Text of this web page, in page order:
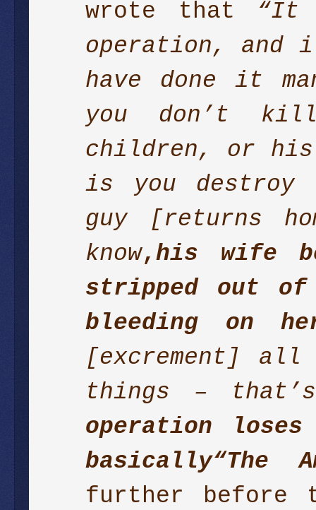
wrote that “It
operation, and
have done it
you don’t
children, or
is you destroy
guy [returns
know, his wife
stripped out of
bleeding on
[excrement]
things –
operation
basically“The
further before